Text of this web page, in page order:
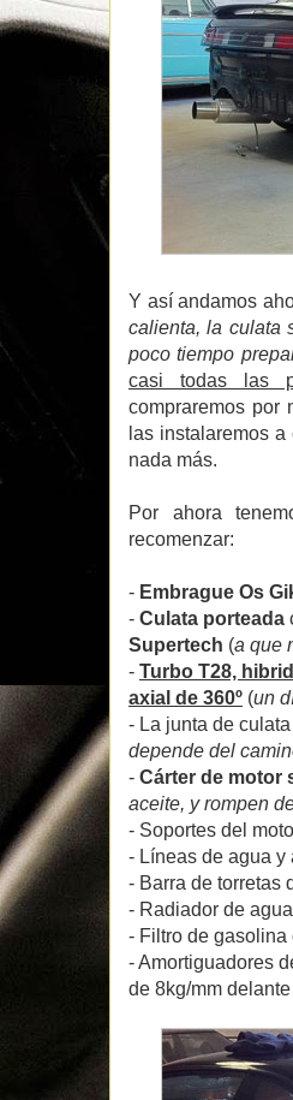
Y así andamos
calienta, la culata
poco tiempo
casi todas las
compraremos por
las instalaremos
nada más.
Por ahora
recomenzar:
- Embrague Os
- Culata porteada
Supertech (a que
- Turbo T28,
axial de 360º (un
- La junta de
depende del
- Cárter de motor
aceite, y rompen
- Soportes del
- Líneas de agua y
- Barra de torretas
- Radiador de
- Filtro de gasolina
- Amortiguadores
de 8kg/mm